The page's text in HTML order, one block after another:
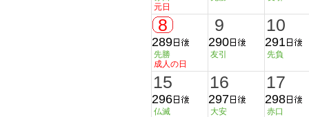
元日
8
289
先勝
成人の日
9
290
友引
10
291
先負
15
296
仏滅
16
297
大安
17
298
赤口